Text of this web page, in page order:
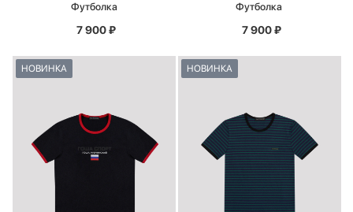
Футболка
7 900₽
Футболка
7 900₽
НОВИНКА НОВИНКА